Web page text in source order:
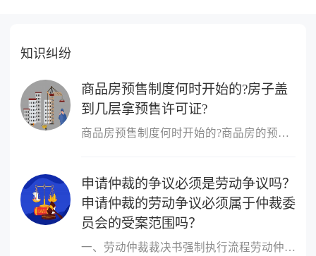
知识纠纷
商品房预售制度何时开始的?房子盖
到几层拿预售许可证?
商品房预售制度何时开始的?商品房的预售制度是在1953年,由香港的霍
申请仲裁的争议必须是劳动争议吗？
申请仲裁的劳动争议必须属于仲裁委
员会的受案范围吗？
一、劳动仲裁裁决书强制执行流程劳动仲裁裁决书强制执行流程如下：1